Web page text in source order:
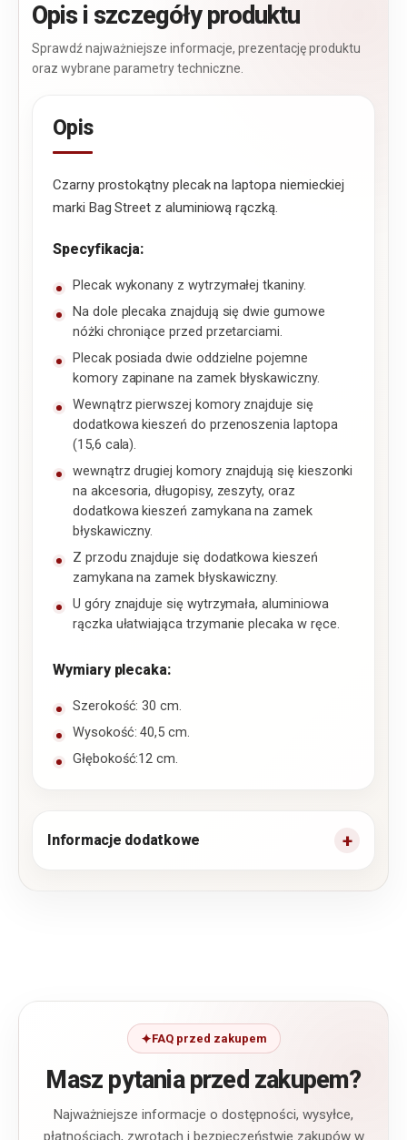
Opis i szczegóły produktu
Sprawdź najważniejsze informacje, prezentację produktu
oraz wybrane parametry techniczne.
Opis
Czarny prostokątny plecak na laptopa niemieckiej
marki Bag Street z aluminiową rączką.
Specyfikacja:
Plecak wykonany z wytrzymałej tkaniny.
Na dole plecaka znajdują się dwie gumowe
nóżki chroniące przed przetarciami.
Plecak posiada dwie oddzielne pojemne
komory zapinane na zamek błyskawiczny.
Wewnątrz pierwszej komory znajduje się
dodatkowa kieszeń do przenoszenia laptopa
(15,6 cala).
wewnątrz drugiej komory znajdują się kieszonki
na akcesoria, długopisy, zeszyty, oraz
dodatkowa kieszeń zamykana na zamek
błyskawiczny.
Z przodu znajduje się dodatkowa kieszeń
zamykana na zamek błyskawiczny.
U góry znajduje się wytrzymała, aluminiowa
rączka ułatwiająca trzymanie plecaka w ręce.
Wymiary plecaka:
Szerokość: 30 cm.
Wysokość: 40,5 cm.
Głębokość:12 cm.
Informacje dodatkowe
FAQ przed zakupem
Masz pytania przed zakupem?
Najważniejsze informacje o dostępności, wysyłce,